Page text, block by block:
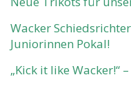
Wacker
Juniorinnen Pokal!
„Kick it like Wacker!“